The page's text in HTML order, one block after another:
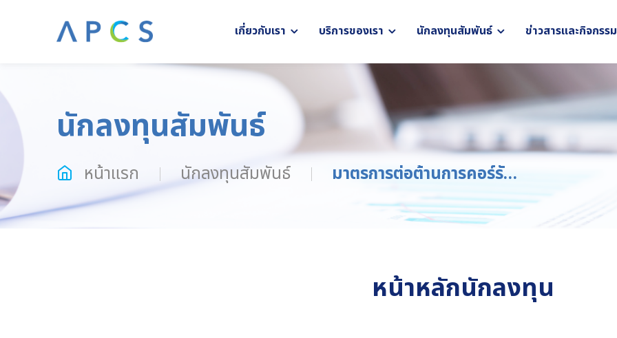
เกี่ยวกับเรา บริการของเรา นักลงทุนสัมพันธ์ ข่าวสารและกิจกรรม
นักลงทุนสัมพันธ์
หน้าแรก นักลงทุนสัมพันธ์ มาตรการต่อต้านการคอร์รัปชั่น
หน้าหลักนักลงทุน